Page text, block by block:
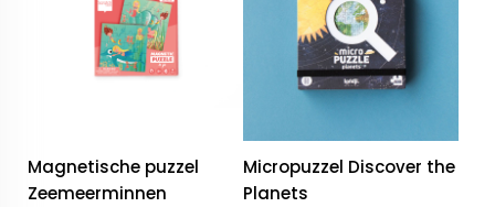
Magnetische puzzel
Zeemeerminnen
Micropuzzel Discover the
Planets